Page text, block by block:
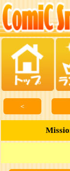
＜